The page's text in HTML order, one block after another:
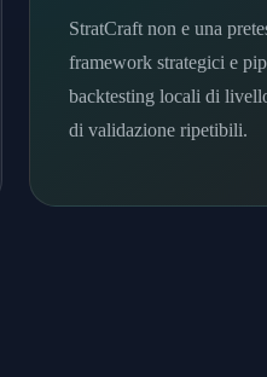
StratCraft non e una
framework strategici e
backtesting locali di
di validazione ripetibili.